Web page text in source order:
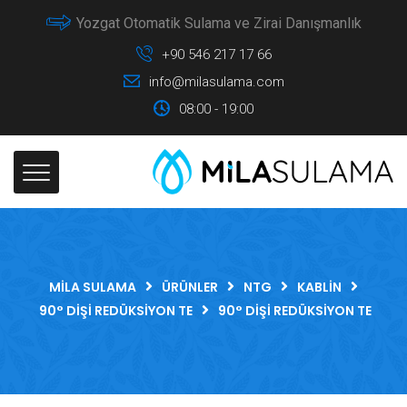
Yozgat Otomatik Sulama ve Zirai Danışmanlık
+90 546 217 17 66
info@milasulama.com
08:00 - 19:00
MILA SULAMA ÜRÜNLER NTG
KABLIN
90° DIŞI REDÜKSIYON TE
90° DIŞI REDÜKSIYON TE